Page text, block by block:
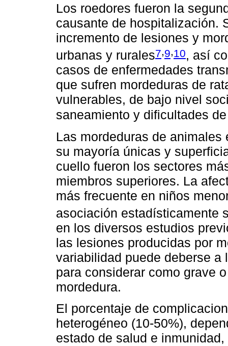
Los roedores fueron la
causante de hospitalización.
incremento de lesiones y
urbanas y rurales7,9,10, así
casos de enfermedades
que sufren mordeduras de
vulnerables, de bajo nivel
saneamiento y dificultades
Las mordeduras de
su mayoría únicas y
cuello fueron los sectores
miembros superiores. La
más frecuente en niños
asociación estadísticamente
en los diversos estudios
las lesiones producidas por
variabilidad puede deberse
para considerar como grave
mordedura.
El porcentaje de
heterogéneo (10-50%),
estado de salud e